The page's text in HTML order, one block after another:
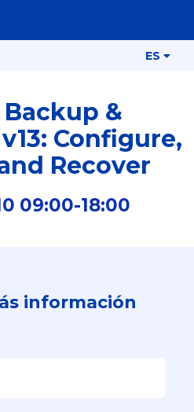
ES
&
Configure,
Recover
09:00-18:00
información